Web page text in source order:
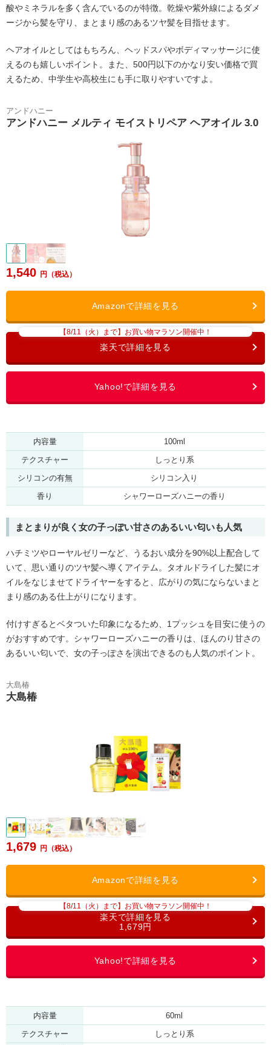
酸やミネラルを多く含んでいるのが特徴。乾燥や紫外線によるダメ
ージから髪を守り、まとまり感のあるツヤ髪を目指せます。
ヘアオイルとしてはもちろん、ヘッドスパやボディマッサージに使
えるのも嬉しいポイント。また、500円以下のかなり安い価格で買
えるため、中学生や高校生にも手に取りやすいですよ。
アンドハニー
アンドハニー メルティ モイストリペア ヘアオイル 3.0
1,540
【8/11（火）まで】お買い物マラソン開催中！
内容量
100ml
テクスチャー
しっとり系
シリコンの有無
シリコン入り
香り
シャワーローズハニーの香り
まとまりが良く女の子っぽい甘さのあるいい匂いも人気
ハチミツやローヤルゼリーなど、うるおい成分を90%以上配合して
いて、思い通りのツヤ髪へ導くアイテム。タオルドライした髪にオ
イルをなじませてドライヤーをすると、広がりの気にならないまと
まり感のある仕上がりになります。
付けすぎるとベタついた印象になるため、1プッシュを目安に使うの
がおすすめです。シャワーローズハニーの香りは、ほんのり甘さの
あるいい匂いで、女の子っぽさを演出できるのも人気のポイント。
大島椿
大島椿
1,679
【8/11（火）まで】お買い物マラソン開催中！
1,679円
内容量
60ml
テクスチャー
しっとり系